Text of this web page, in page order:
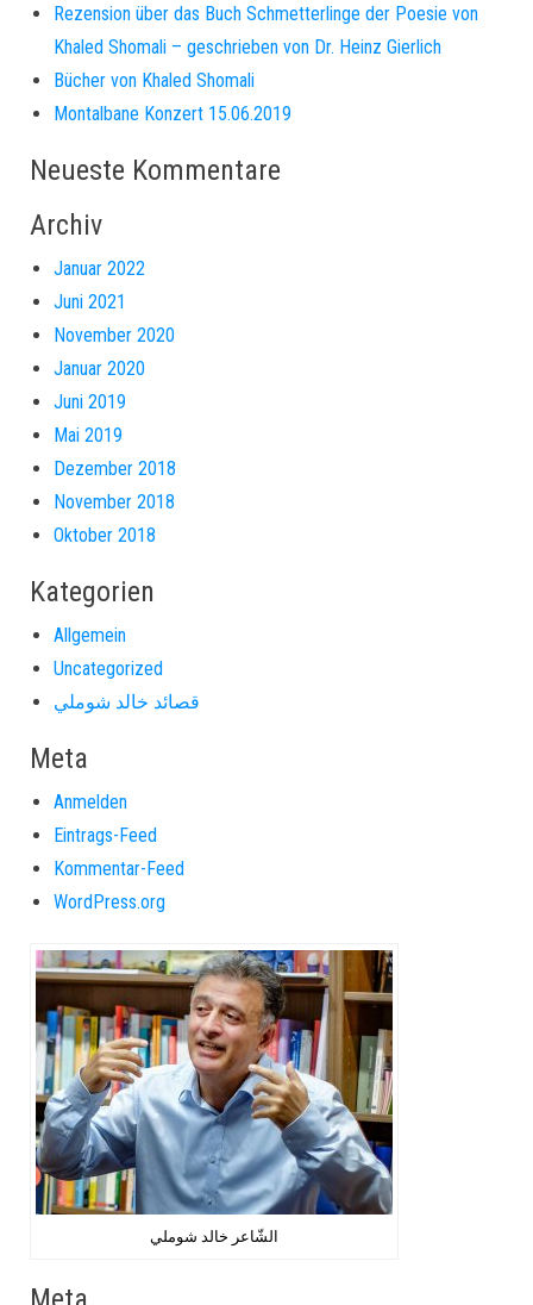
Rezension über das Buch Schmetterlinge der Poesie von
Khaled Shomali – geschrieben von Dr. Heinz Gierlich
Bücher von Khaled Shomali
Montalbane Konzert 15.06.2019
Neueste Kommentare
Archiv
Januar 2022
Juni 2021
November 2020
Januar 2020
Juni 2019
Mai 2019
Dezember 2018
November 2018
Oktober 2018
Kategorien
Allgemein
Uncategorized
قصائد خالد شوملي
Meta
Anmelden
Eintrags-Feed
Kommentar-Feed
WordPress.org
الشّاعر خالد شوملي